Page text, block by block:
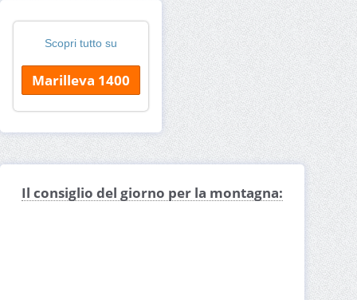
Scopri tutto su
Marilleva 1400
Il consiglio del giorno per la montagna: